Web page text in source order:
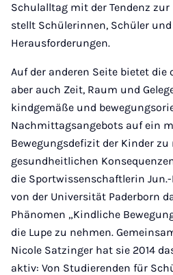
Schulalltag mit der Tendenz
stellt Schülerinnen, Schüler
Herausforderungen.
Auf der anderen Seite bietet die
aber auch Zeit, Raum und
kindgemäße und
Nachmittagsangebots auf ein
Bewegungsdefizit der Kinder zu
gesundheitlichen
die Sportwissenschaftlerin
von der Universität Paderborn
Phänomen „Kindliche
die Lupe zu nehmen.
Nicole Satzinger hat sie 2014
aktiv: Von Studierenden für